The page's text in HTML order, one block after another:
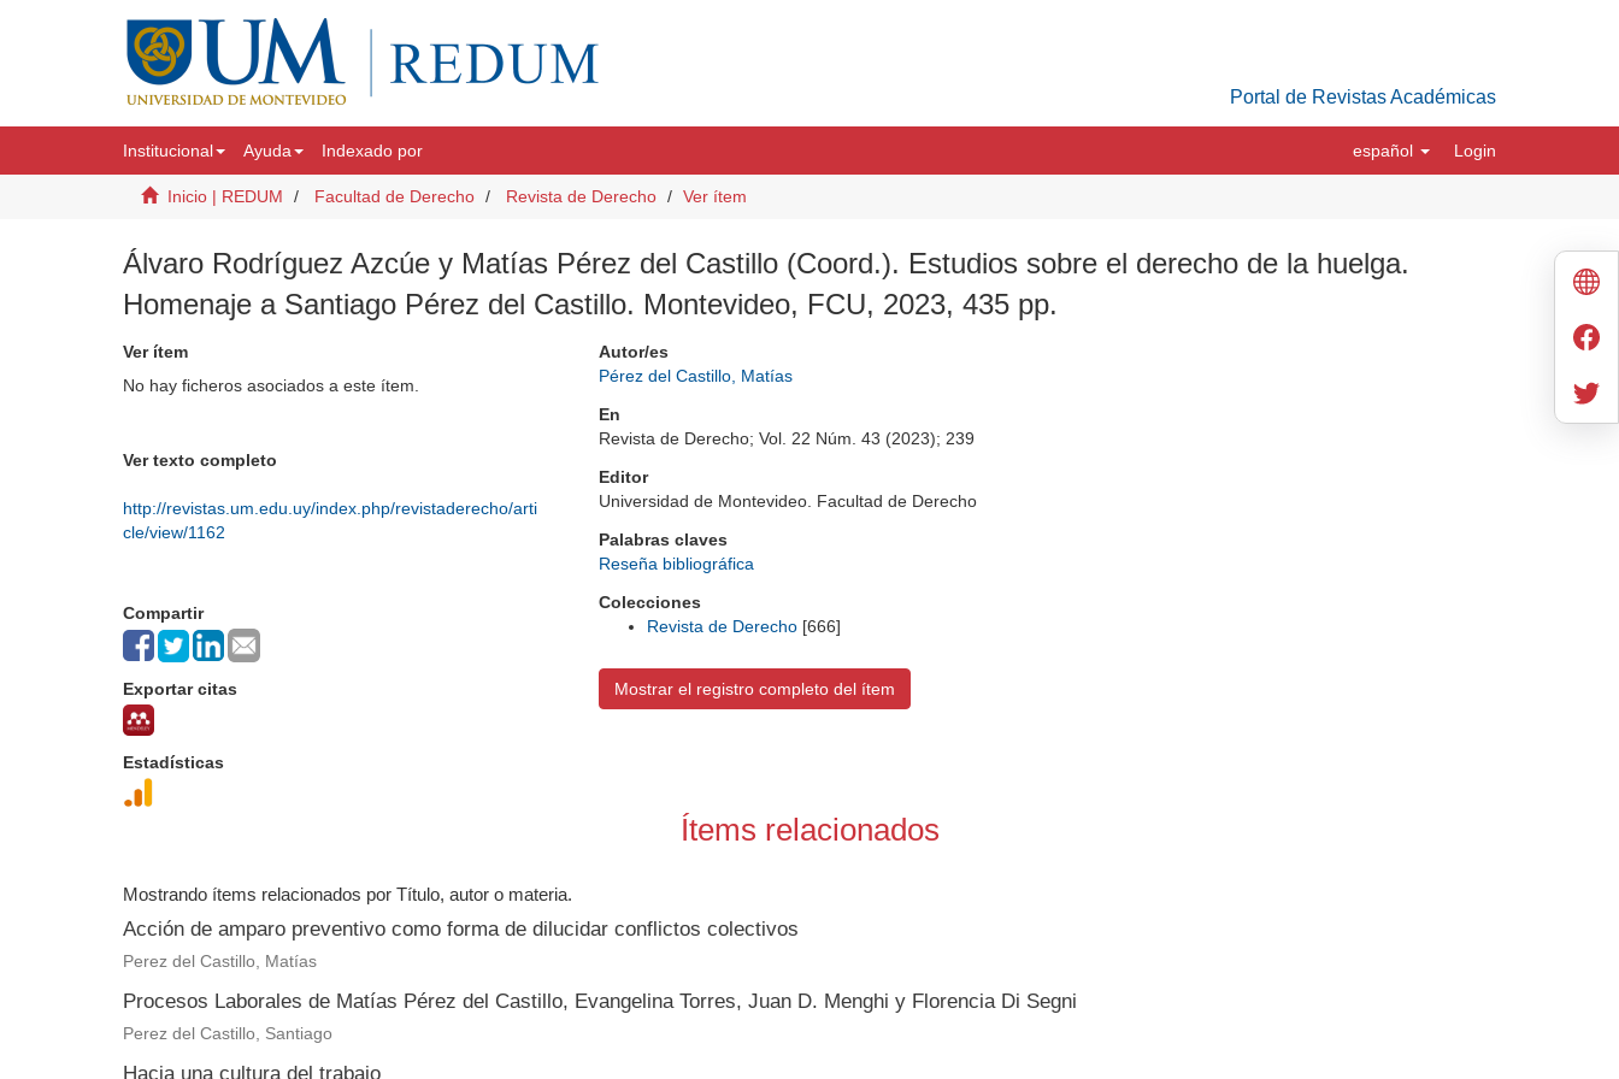
Portal de Revistas Académicas
Institucional Ayuda Indexado por español Login
Inicio | REDUM Facultad de Derecho Revista de Derecho Ver ítem
Álvaro Rodríguez Azcúe y Matías Pérez del Castillo (Coord.). Estudios sobre el derecho de la huelga.
Homenaje a Santiago Pérez del Castillo. Montevideo, FCU, 2023, 435 pp.
Ver ítem
No hay ficheros asociados a este ítem.
Ver texto completo
http://revistas.um.edu.uy/index.php/revistaderecho/arti
cle/view/1162
Compartir
Exportar citas
Estadísticas
Autor/es
Pérez del Castillo, Matías
En
Revista de Derecho; Vol. 22 Núm. 43 (2023); 239
Editor
Universidad de Montevideo. Facultad de Derecho
Palabras claves
Reseña bibliográfica
Colecciones
Revista de Derecho [666]
Mostrar el registro completo del ítem
Ítems relacionados
Mostrando ítems relacionados por Título, autor o materia.
Acción de amparo preventivo como forma de dilucidar conflictos colectivos
Perez del Castillo, Matías
Procesos Laborales de Matías Pérez del Castillo, Evangelina Torres, Juan D. Menghi y Florencia Di Segni
Perez del Castillo, Santiago
Hacia una cultura del trabajo